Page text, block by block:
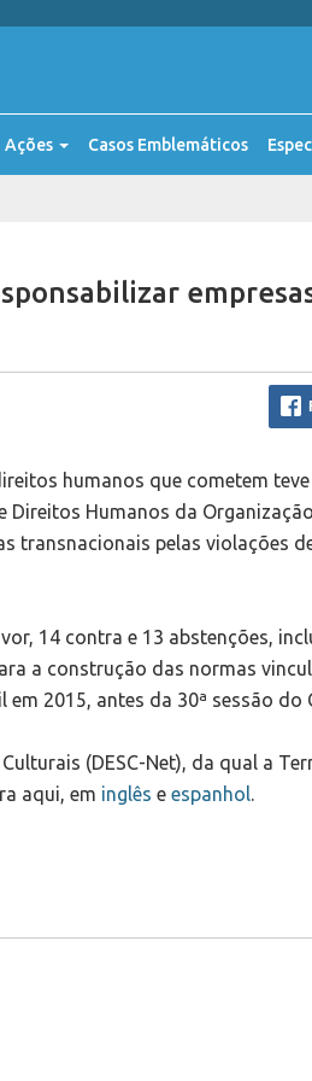
Ações Casos Emblemáticos
humanos que cometem
Humanos da
transnacionais pelas violações
14 contra e 13 abstenções,
a construção das normas
2015, antes da 30ª sessão do
(DESC-Net), da qual a
aqui, em inglês e espanhol.